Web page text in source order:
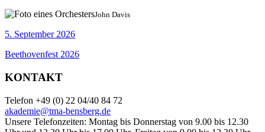
John Davis
5. September 2026
Beethovenfest 2026
KONTAKT
Telefon +49 (0) 22 04/40 84 72
akademie@tma-bensberg.de
Unsere Telefonzeiten: Montag bis Donnerstag von 9.00 bis 12.30